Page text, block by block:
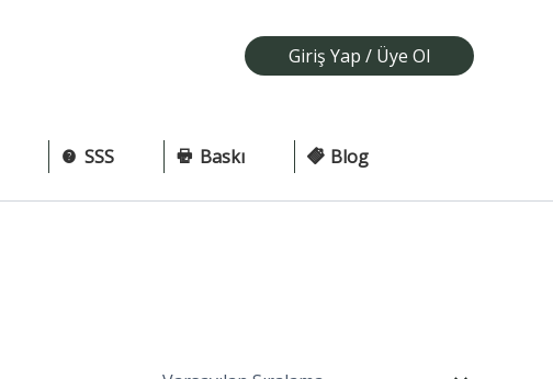
Giriş Yap / Üye Ol
SSS Baskı Blog